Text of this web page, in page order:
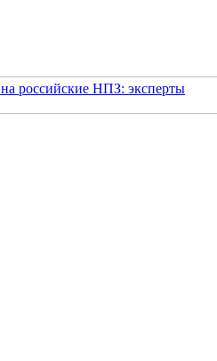
российские НПЗ: эксперты